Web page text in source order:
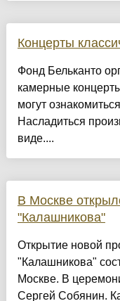
Концерты
Фонд Бельканто
камерные
могут
Насладиться
виде....
В Москве
"Калашникова"
Открытие новой
"Калашникова"
Москве. В
Сергей Собянин.